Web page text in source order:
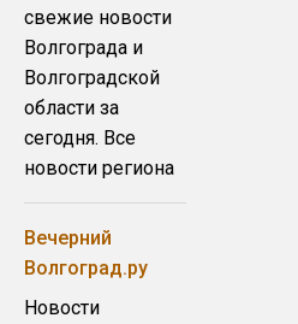
свежие новости
Волгограда и
Волгоградской
области за
сегодня. Все
новости региона
Вечерний
Волгоград.ру
Новости